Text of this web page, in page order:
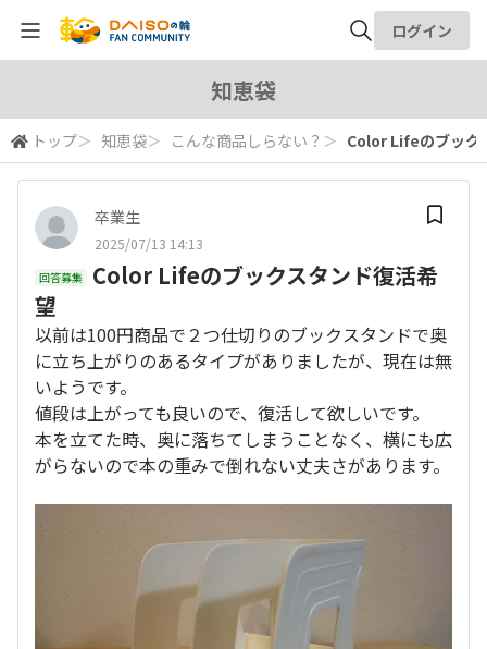
検索
ログイン
知恵袋
トップ＞ 知恵袋＞ こんな商品しらない？ ＞ Color Lifeのブック
卒業生
2025/07/13 14:13
回答募集
Color Lifeのブックスタンド復活希
望
以前は100円商品で２つ仕切りのブックスタンドで奥
に立ち上がりのあるタイプがありましたが、現在は無
いようです。
値段は上がっても良いので、復活して欲しいです。
本を立てた時、奥に落ちてしまうことなく、横にも広
がらないので本の重みで倒れない丈夫さがあります。